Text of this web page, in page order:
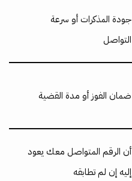
جودة المذكرات أو سرعة
التواصل
ضمان الفوز أو مدة القضية
أن الرقم المتواصل معك يعود
إليه إن لم تطابقه